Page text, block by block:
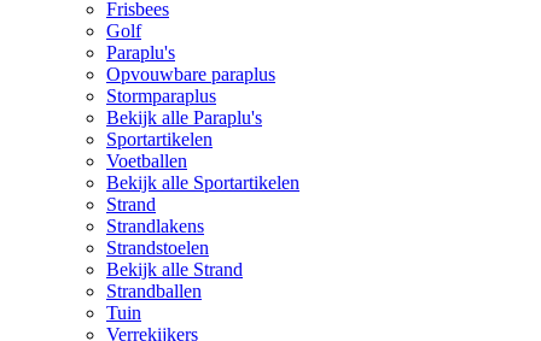
Frisbees
Golf
Paraplu's
Opvouwbare paraplus
Stormparaplus
Bekijk alle Paraplu's
Sportartikelen
Voetballen
Bekijk alle Sportartikelen
Strand
Strandlakens
Strandstoelen
Bekijk alle Strand
Strandballen
Tuin
Verrekijkers